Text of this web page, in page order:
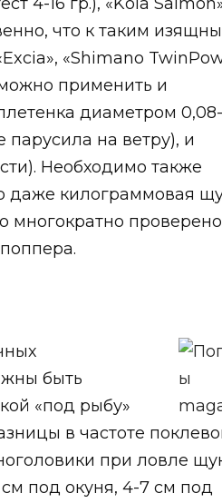
что к таким
«Shimano
применить и
диаметром 0,08-
на ветру), и
Необходимо также
даже килограммовая
многократно
быть
«под рыбу»
в частоте
при ловле
под окуня, 4-7 см под